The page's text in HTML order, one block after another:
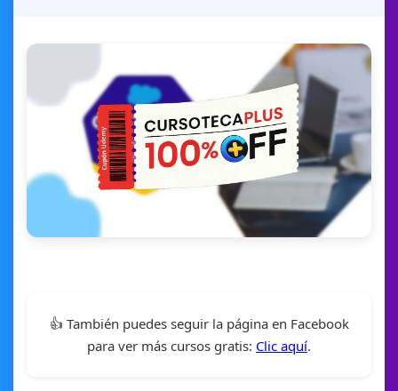
👍 También puedes seguir la página en Facebook
para ver más cursos gratis: Clic aquí.